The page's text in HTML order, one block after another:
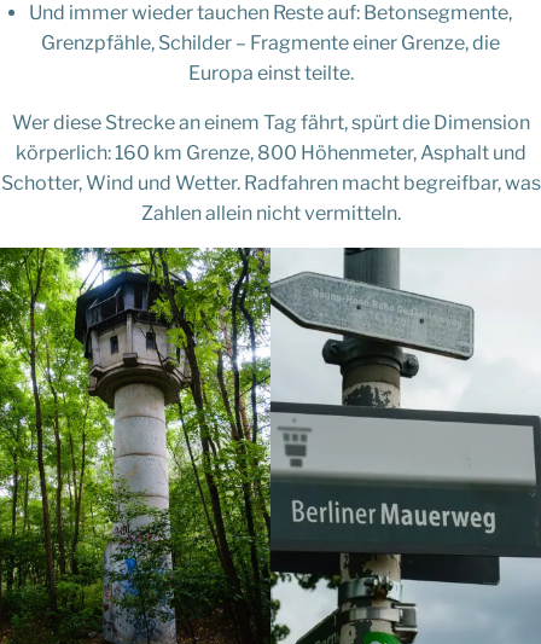
Und immer wieder tauchen Reste auf: Betonsegmente,
Grenzpfähle, Schilder – Fragmente einer Grenze, die
Europa einst teilte.
Wer diese Strecke an einem Tag fährt, spürt die Dimension
körperlich: 160 km Grenze, 800 Höhenmeter, Asphalt und
Schotter, Wind und Wetter. Radfahren macht begreifbar, was
Zahlen allein nicht vermitteln.